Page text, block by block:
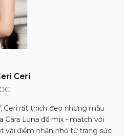
Ceri
Ceri rất thích đeo những mẫu
Cara Luna để mix - match với
vài điểm nhấn nhỏ từ trang sức